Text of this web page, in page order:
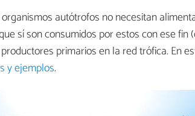
autótrofos no necesitan
sí son consumidos por estos con ese
primarios en la red trófica. En
y ejemplos.